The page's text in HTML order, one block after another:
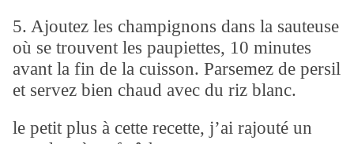
5. Ajoutez les champignons dans la sauteuse
où se trouvent les paupiettes, 10 minutes
avant la fin de la cuisson. Parsemez de persil
et servez bien chaud avec du riz blanc.
le petit plus à cette recette, j’ai rajouté un